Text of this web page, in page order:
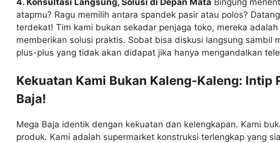
atapmu? Ragu memilih antara spandek pasir atau polos?
terdekat! Tim kami bukan sekadar penjaga toko, mereka
memberikan solusi praktis. Sobat bisa diskusi langsung sambil
plus-plus yang tidak akan didapat jika hanya mengandalkan
Kekuatan Kami Bukan Kaleng-Kaleng: Intip
Baja!
Mega Baja identik dengan kekuatan dan kelengkapan. Kami
produk. Kami adalah supermarket konstruksi terlengkap yang